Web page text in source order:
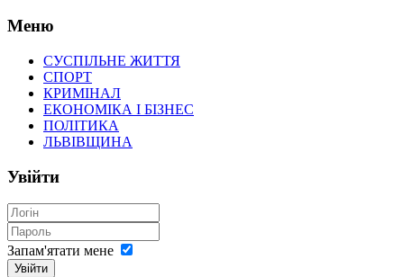
Меню
СУСПІЛЬНЕ ЖИТТЯ
СПОРТ
КРИМІНАЛ
ЕКОНОМІКА І БІЗНЕС
ПОЛІТИКА
ЛЬВІВЩИНА
Увійти
Запам'ятати мене
Увійти